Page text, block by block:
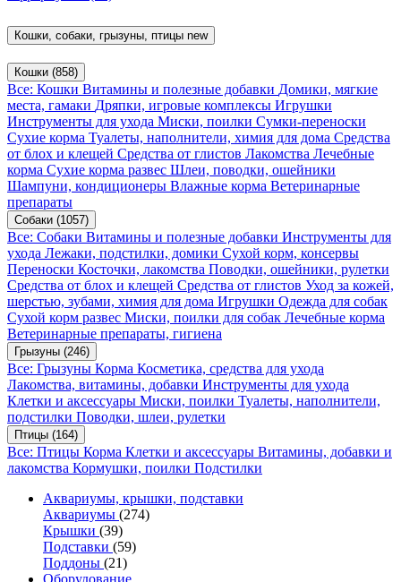
Кошки, собаки, грызуны, птицы new
Кошки (858)
Все: Кошки Витамины и полезные добавки Домики, мягкие
места, гамаки Дряпки, игровые комплексы Игрушки
Инструменты для ухода Миски, поилки Сумки-переноски
Сухие корма Туалеты, наполнители, химия для дома Средства
от блох и клещей Средства от глистов Лакомства Лечебные
корма Сухие корма развес Шлеи, поводки, ошейники
Шампуни, кондиционеры Влажные корма Ветеринарные
препараты
Собаки (1057)
Все: Собаки Витамины и полезные добавки Инструменты для
ухода Лежаки, подстилки, домики Сухой корм, консервы
Переноски Косточки, лакомства Поводки, ошейники, рулетки
Средства от блох и клещей Средства от глистов Уход за кожей,
шерстью, зубами, химия для дома Игрушки Одежда для собак
Сухой корм развес Миски, поилки для собак Лечебные корма
Ветеринарные препараты, гигиена
Грызуны (246)
Все: Грызуны Корма Косметика, средства для ухода
Лакомства, витамины, добавки Инструменты для ухода
Клетки и аксессуары Миски, поилки Туалеты, наполнители,
подстилки Поводки, шлеи, рулетки
Птицы (164)
Все: Птицы Корма Клетки и аксессуары Витамины, добавки и
лакомства Кормушки, поилки Подстилки
Аквариумы, крышки, подставки
Аквариумы (274)
Крышки (39)
Подставки (59)
Поддоны (21)
Оборудование